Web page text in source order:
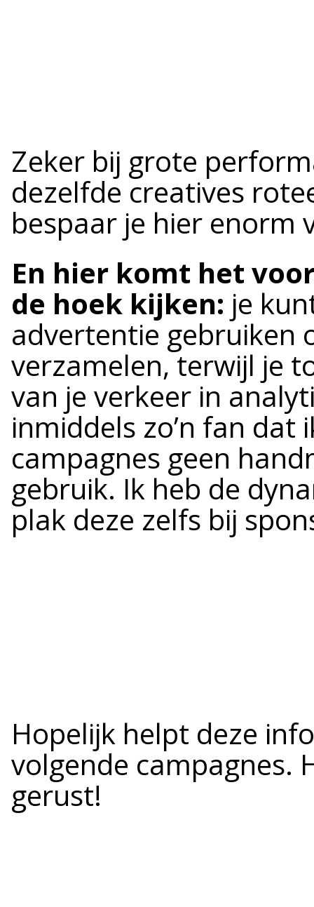
Zeker bij grote
dezelfde creatives
bespaar je hier enorm
En hier komt het
de hoek kijken: je
advertentie gebruiken
verzamelen, terwijl je
van je verkeer in
inmiddels zo’n fan dat
campagnes geen
gebruik. Ik heb de
plak deze zelfs bij
Hopelijk helpt deze
volgende campagnes.
gerust!